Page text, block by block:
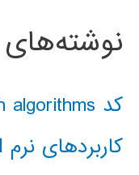
نوشته‌های
کد classical AI search algorithms
کاربردهای نرم